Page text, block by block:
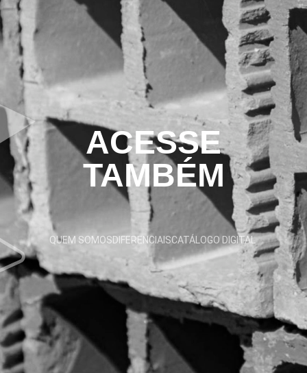
ACESSE
TAMBÉM
QUEM SOMOSDIFERENCIAISCATÁLOGO DIGITAL